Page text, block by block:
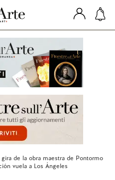
de la obra maestra de Pontormo
vuela a Los Ángeles